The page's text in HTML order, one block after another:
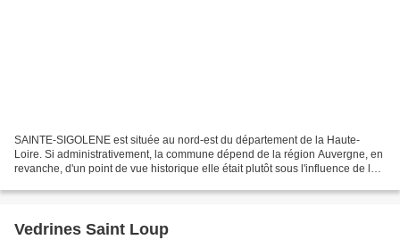
SAINTE-SIGOLENE est située au nord-est du département de la Haute-
Loire. Si administrativement, la commune dépend de la région Auvergne, en
revanche, d'un point de vue historique elle était plutôt sous l'influence de la
Vedrines Saint Loup